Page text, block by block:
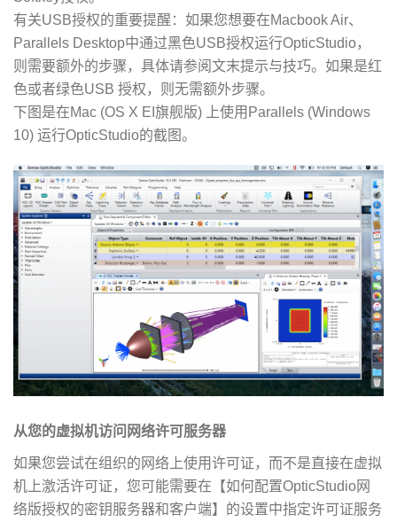
有关USB授权的重要提醒：如果您想要在Macbook Air、
Parallels Desktop中通过黑色USB授权运行OpticStudio，
则需要额外的步骤，具体请参阅文末提示与技巧。如果是红
色或者绿色USB 授权，则无需额外步骤。
下图是在Mac (OS X EI旗舰版) 上使用Parallels (Windows
10) 运行OpticStudio的截图。
从您的虚拟机访问网络许可服务器
如果您尝试在组织的网络上使用许可证，而不是直接在虚拟
机上激活许可证，您可能需要在【如何配置OpticStudio网
络版授权的密钥服务器和客户端】的设置中指定许可证服务